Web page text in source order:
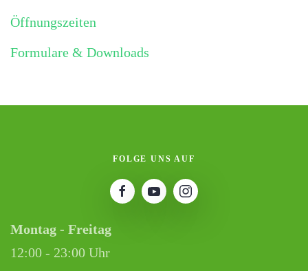
Öffnungszeiten
Formulare & Downloads
FOLGE UNS AUF
Montag - Freitag
12:00 - 23:00 Uhr